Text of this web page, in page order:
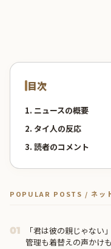
目次
1. ニュースの概要
2. タイ人の反応
3. 読者のコメント
POPULAR POSTS / ネッ
01
「君は彼の親じゃない
管理も着替えの声かけ